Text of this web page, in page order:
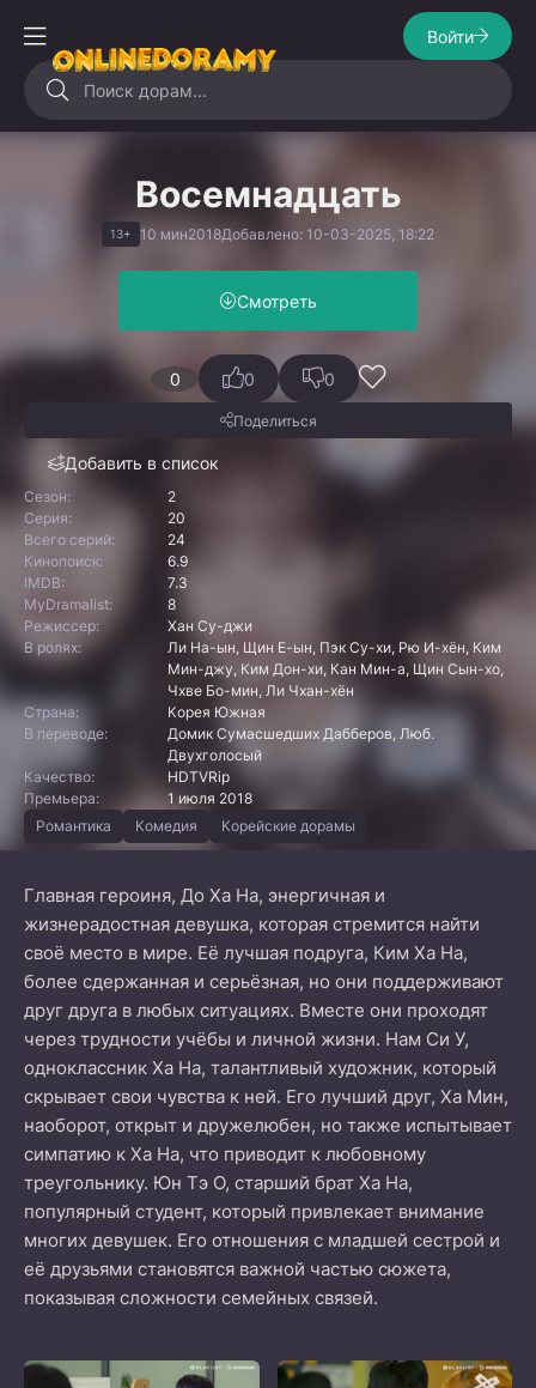
Войти
Восемнадцать
13+ 10 мин2018Добавлено: 10-03-2025, 18:22
Смотреть
0
Добавить в список
0 0
Поделиться
Сезон:
2
Серия:
20
Всего серий:
24
Кинопоиск:
6.9
IMDB:
7.3
MyDramalist:
8
Режиссер:
Хан Су-джи
В ролях:
Ли На-ын, Щин Е-ын, Пэк Су-хи, Рю И-хён, Ким
Мин-джу, Ким Дон-хи, Кан Мин-а, Щин Сын-хо,
Чхве Бо-мин, Ли Чхан-хён
Страна:
Корея Южная
В переводе:
Домик Сумасшедших Дабберов, Люб.
Двухголосый
Качество:
HDTVRip
Премьера:
1 июля 2018
Романтика
Комедия Корейские дорамы
Главная героиня, До Ха На, энергичная и
жизнерадостная девушка, которая стремится найти
своё место в мире. Её лучшая подруга, Ким Ха На,
более сдержанная и серьёзная, но они поддерживают
друг друга в любых ситуациях. Вместе они проходят
через трудности учёбы и личной жизни. Нам Си У,
одноклассник Ха На, талантливый художник, который
скрывает свои чувства к ней. Его лучший друг, Ха Мин,
наоборот, открыт и дружелюбен, но также испытывает
симпатию к Ха На, что приводит к любовному
треугольнику. Юн Тэ О, старший брат Ха На,
популярный студент, который привлекает внимание
многих девушек. Его отношения с младшей сестрой и
её друзьями становятся важной частью сюжета,
показывая сложности семейных связей.